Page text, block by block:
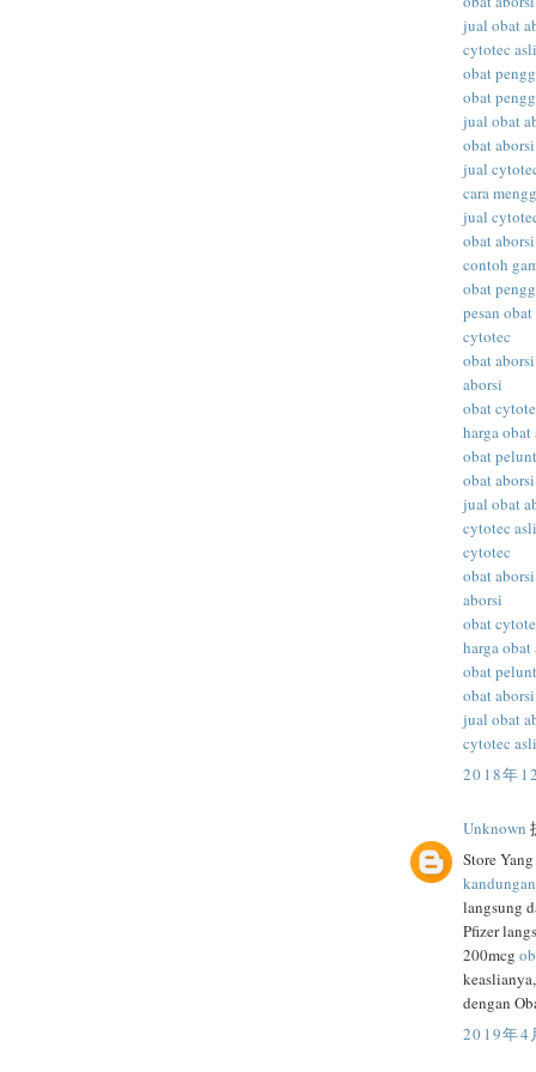
jual obat
cytotec asli
obat
obat
jual obat
obat
jual
cara
jual
obat
contoh
obat
pesan
cytotec
obat
aborsi
obat
harga obat
obat
obat
jual obat
cytotec asli
cytotec
obat
aborsi
obat
harga obat
obat
obat
jual obat
cytotec asli
2018年
Unknown
Store
kandungan
langsung
Pfizer
200mcg
dengan
2019年4